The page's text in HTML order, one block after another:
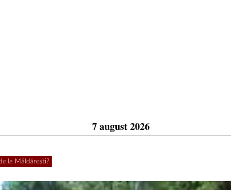
7 august 2026
la Măldărești?